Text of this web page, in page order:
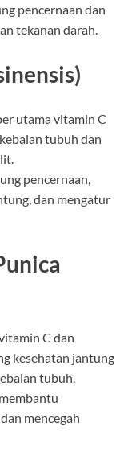
pencernaan dan
tekanan darah.
utama vitamin C
tubuh dan
pencernaan,
dan mengatur
C dan
kesehatan jantung
tubuh.
mencegah